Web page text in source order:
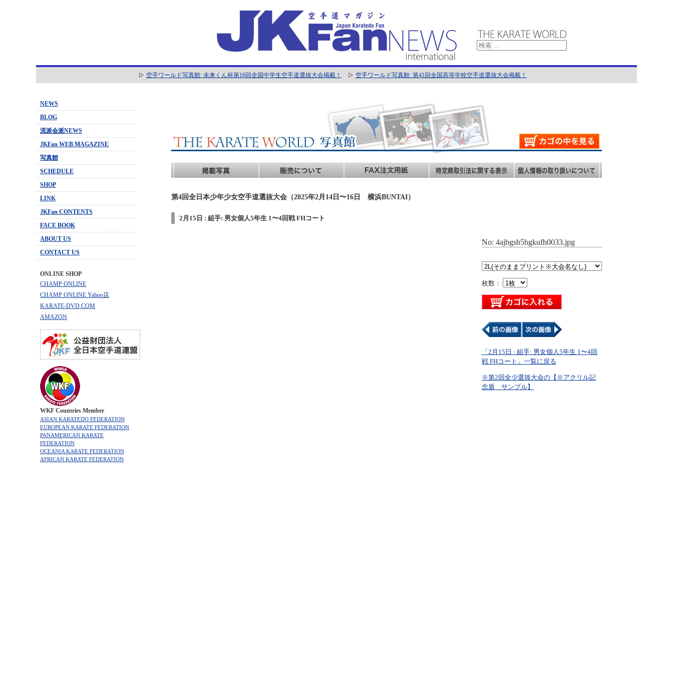
空手ワールド写真館: 未来くん杯第16回全国中学生空手道選抜大会掲載！ 空手ワールド写真館: 第41回全国高等学校空手道選抜大会掲載！
NEWS
BLOG
流派会派NEWS
JKFan WEB MAGAZINE
写真館
SCHEDULE
SHOP
LINK
JKFan CONTENTS
FACE BOOK
ABOUT US
CONTACT US
ONLINE SHOP
CHAMP ONLINE
CHAMP ONLINE Yahoo店
KARATE-DVD.COM
AMAZON
WKF Countries Member
ASIAN KARATEDO FEDERATION
EUROPEAN KARATE FEDERATION
PANAMERICAN KARATE
FEDERATION
OCEANIA KARATE FEDERATION
AFRICAN KARATE FEDERATION
第4回全日本少年少女空手道選抜大会（2025年2月14日〜16日 横浜BUNTAI）
2月15日 : 組手: 男女個人5年生 1〜4回戦 FHコート
No: 4ajbgsb5bgkufh0033.jpg
枚数：
「2月15日 : 組手: 男女個人5年生 1〜4回
戦 FHコート」一覧に戻る
※第2回全少選抜大会の【※アクリル記
念盾 サンプル】